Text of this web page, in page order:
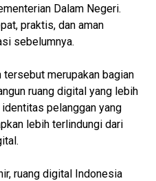
Dalam Negeri.
praktis, dan aman
sebelumnya.
tersebut merupakan bagian
ruang digital yang lebih
pelanggan yang
lebih terlindungi dari
ruang digital Indonesia